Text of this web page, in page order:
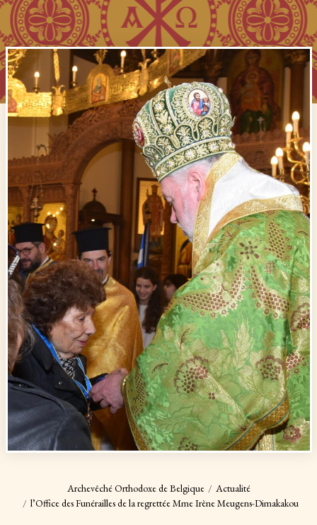
Archevêché Orthodoxe de Belgique
Actualité
l’Office des Funérailles de la regrettée Mme Irène Meugens-Dimakakou